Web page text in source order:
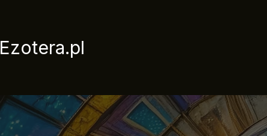
Ezotera.pl